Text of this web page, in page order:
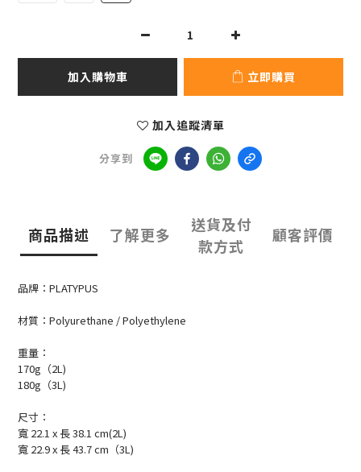
加入購物車 立即購買
加入追蹤清單
分享到
商品描述 了解更多
送貨及付
款方式
顧客評價
品牌：PLATYPUS
材質：Polyurethane / Polyethylene
重量：
170g（2L)
180g（3L)
尺寸：
寬 22.1 x 長 38.1 cm(2L)
寬 22.9 x 長 43.7 cm（3L)